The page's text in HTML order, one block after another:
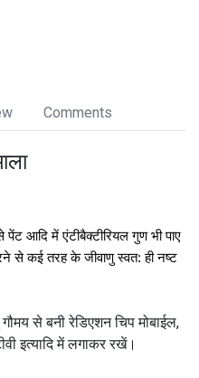
Comments
पेंट आदि में एंटीबैक्टीरियल गुण भी पाए
से कई तरह के जीवाणु स्वत: ही नष्ट
गौमय से बनी रेडिएशन चिप मोबाईल,
इत्यादि में लगाकर रखें।